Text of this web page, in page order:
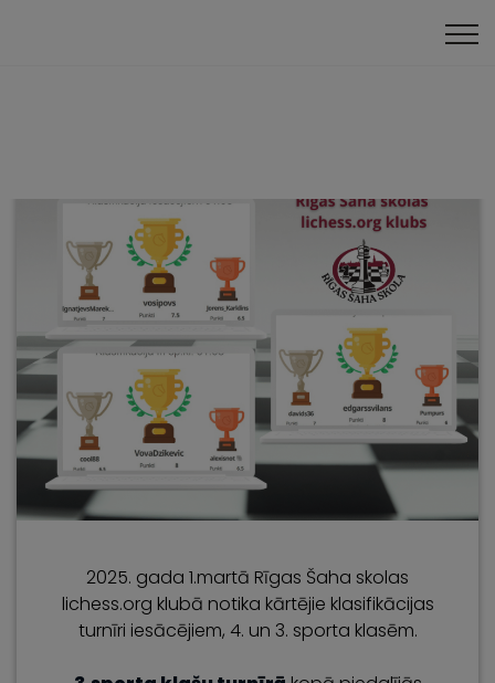
2025. gada 1.martā Rīgas Šaha skolas
lichess.org klubā notika kārtējie klasifikācijas
turnīri iesācējiem, 4. un 3. sporta klasēm.